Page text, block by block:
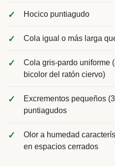
Hocico puntiagudo
Cola igual o más larga
Cola gris-pardo uniforme
bicolor del ratón ciervo)
Excrementos pequeños
puntiagudos
Olor a humedad
en espacios cerrados